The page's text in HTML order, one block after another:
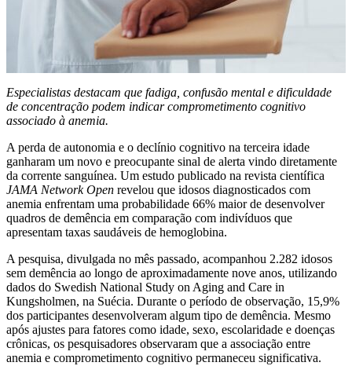
Especialistas destacam que fadiga, confusão mental e dificuldade
de concentração podem indicar comprometimento cognitivo
associado à anemia.
A perda de autonomia e o declínio cognitivo na terceira idade
ganharam um novo e preocupante sinal de alerta vindo diretamente
da corrente sanguínea. Um estudo publicado na revista científica
JAMA Network Open revelou que idosos diagnosticados com
anemia enfrentam uma probabilidade 66% maior de desenvolver
quadros de demência em comparação com indivíduos que
apresentam taxas saudáveis de hemoglobina.
A pesquisa, divulgada no mês passado, acompanhou 2.282 idosos
sem demência ao longo de aproximadamente nove anos, utilizando
dados do Swedish National Study on Aging and Care in
Kungsholmen, na Suécia. Durante o período de observação, 15,9%
dos participantes desenvolveram algum tipo de demência. Mesmo
após ajustes para fatores como idade, sexo, escolaridade e doenças
crônicas, os pesquisadores observaram que a associação entre
anemia e comprometimento cognitivo permaneceu significativa.